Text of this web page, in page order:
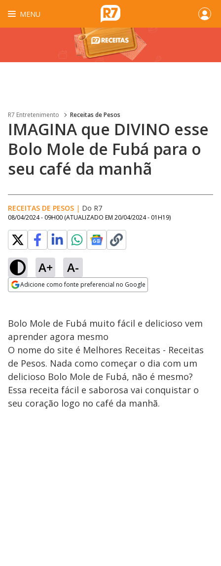
MENU
R7 Entretenimento Receitas de Pesos
IMAGINA que DIVINO esse
Bolo Mole de Fubá para o
seu café da manhã
RECEITAS DE PESOS | Do R7
08/04/2024 - 09H00 (ATUALIZADO EM 20/04/2024 - 01H19)
A+ A-
Adicione como fonte preferencial no Google
Bolo Mole de Fubá muito fácil e delicioso vem
aprender agora mesmo
O nome do site é Melhores Receitas - Receitas
de Pesos. Nada como começar o dia com um
delicioso Bolo Mole de Fubá, não é mesmo?
Essa receita fácil e saborosa vai conquistar o
seu coração logo no café da manhã.